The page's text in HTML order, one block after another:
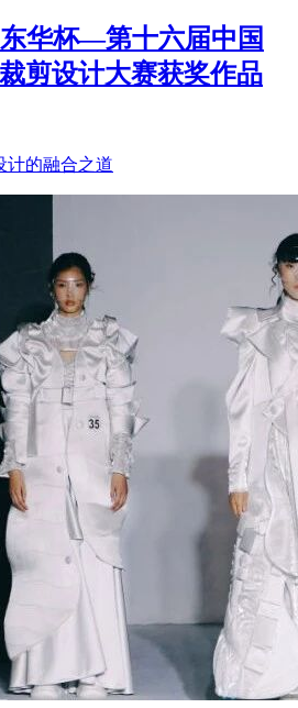
东华杯—第十六届中国
剪设计大赛获奖作品
计的融合之道